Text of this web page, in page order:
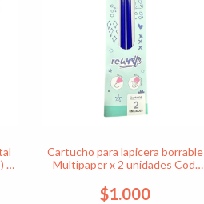
-
Cartucho para lapicera borrable
Multipaper x 2 unidades Cod.
$1.000